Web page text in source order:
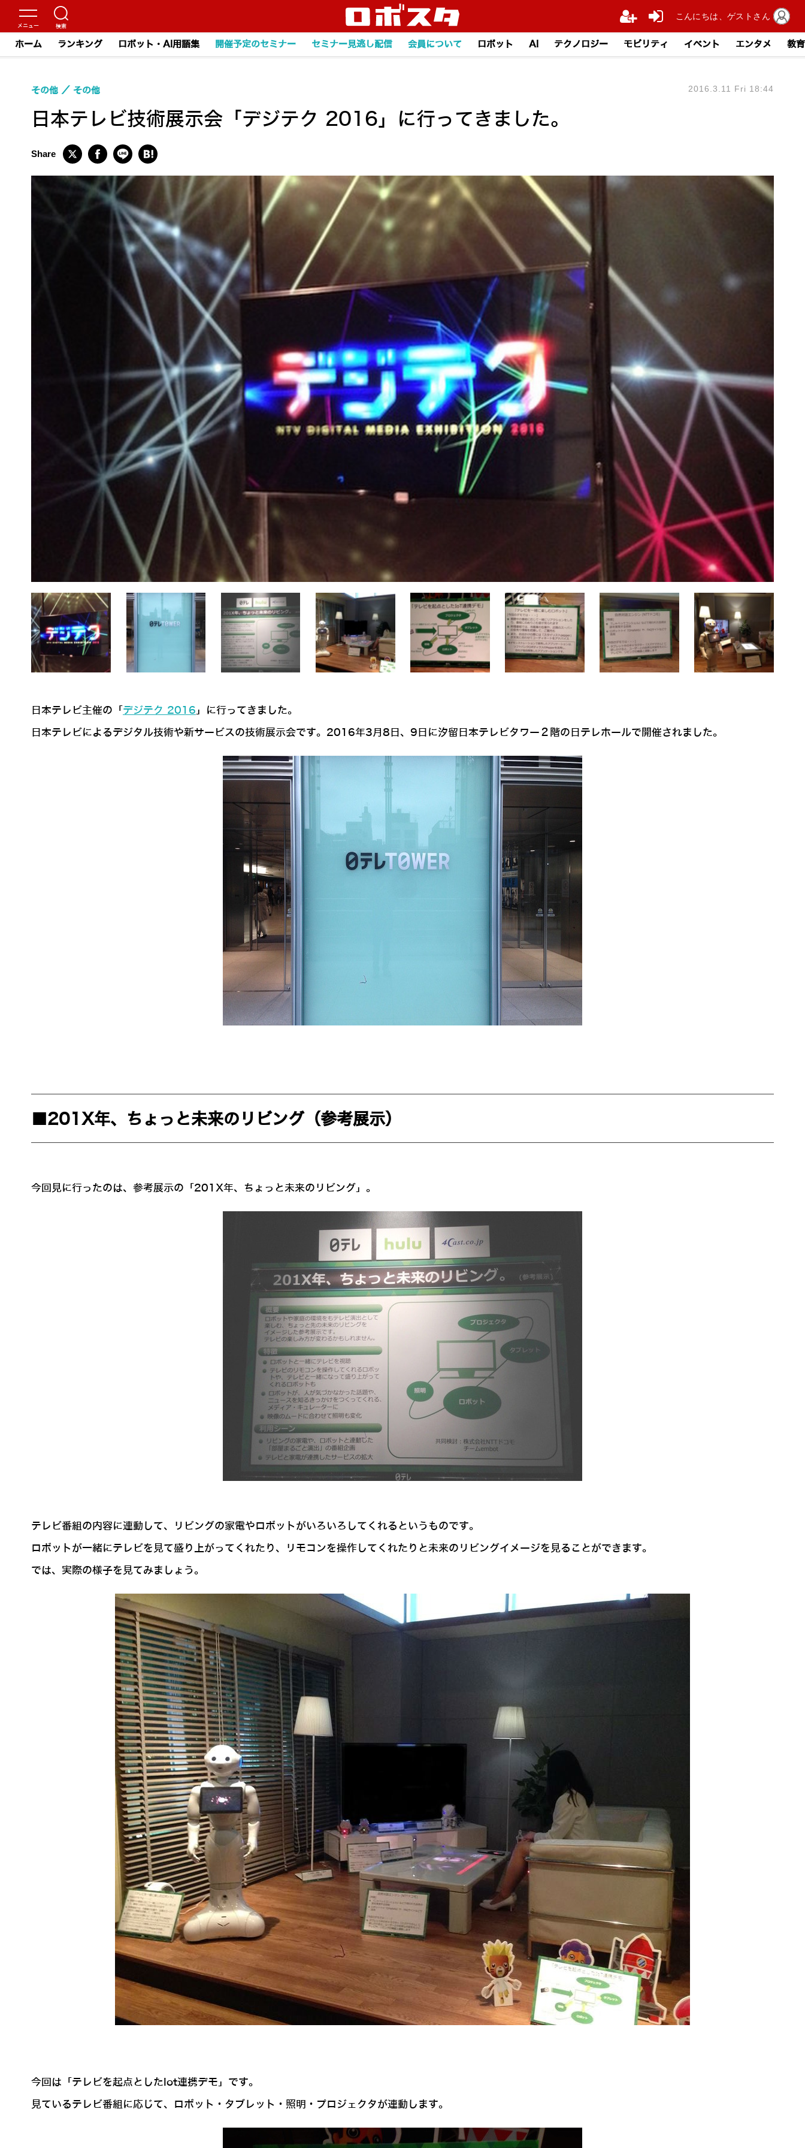
ホーム ランキング ロボット・AI用語集 開催予定のセミナー セミナー見逃し配信 会員について ロボット AI テクノロジー モビリティ イベント エンタメ 教育
日本テレビ技術展示会「デジテク 2016」に行ってきました。
その他 その他 2016.3.11 Fri 18:44
日本テレビ主催の「 デジテク 2016 」に行ってきました。
日本テレビによるデジタル技術や新サービスの技術展示会です。2016年3月8日、9日に汐留日本テレビタワー２階の日テレホールで開催されました。
■201X年、ちょっと未来のリビング（参考展示）
今回見に行ったのは、参考展示の「201X年、ちょっと未来のリビング」。
テレビ番組の内容に連動して、リビングの家電やロボットがいろいろしてくれるというものです。
ロボットが一緒にテレビを見て盛り上がってくれたり、リモコンを操作してくれたりと未来のリビングイメージを見ることができます。
では、実際の様子を見てみましょう。
今回は「テレビを起点としたIot連携デモ」です。
見ているテレビ番組に応じて、ロボット・タブレット・照明・プロジェクタが連動します。
こんにちは、ゲストさん